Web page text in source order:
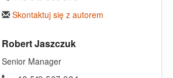
Skontaktuj się z autorem
Robert Jaszczuk
Senior Manager